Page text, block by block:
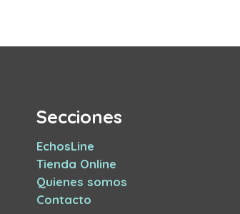
Secciones
EchosLine
Tienda Online
Quienes somos
Contacto